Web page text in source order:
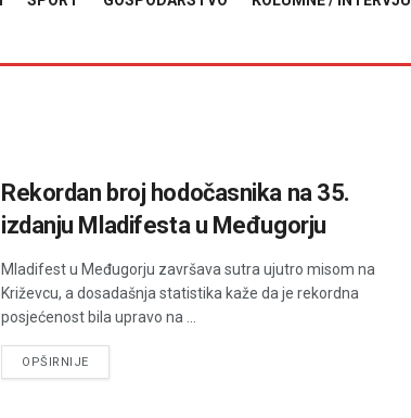
Rekordan broj hodočasnika na 35.
izdanju Mladifesta u Međugorju
Mladifest u Međugorju završava sutra ujutro misom na
Križevcu, a dosadašnja statistika kaže da je rekordna
posjećenost bila upravo na ...
OPŠIRNIJEDETAILS